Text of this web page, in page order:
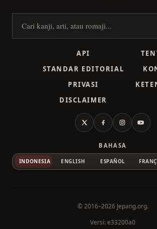
Cari kanji
API
STANDAR EDITORIAL
PRIVASI
DISCLAIMER
X FacebookInstagram
BAHASA
INDONESIA ENGLISH ESPAÑOL
© 2016–2026 Jepang.org.
Versi: e33200a0